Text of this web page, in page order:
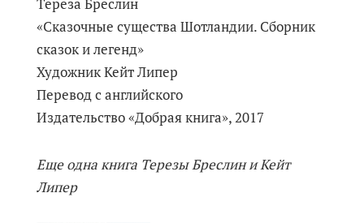
Тереза Бреслин
«Сказочные существа Шотландии. Сборник
сказок и легенд»
Художник Кейт Липер
Перевод с английского
Издательство «Добрая книга», 2017
Еще одна книга Терезы Бреслин и Кейт
Липер